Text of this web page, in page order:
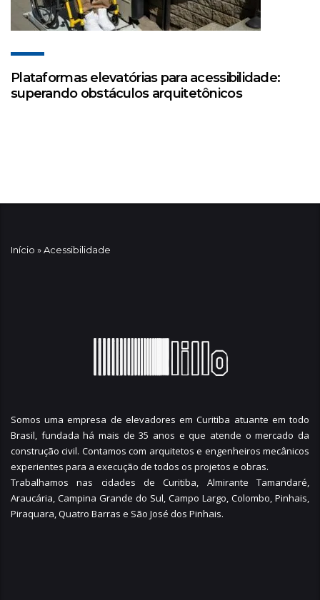
Plataformas elevatórias para acessibilidade:
superando obstáculos arquitetônicos
Início »Acessibilidade
Somos uma empresa de elevadores em Curitiba atuante em todo
Brasil, fundada há mais de 35 anos e que atende o mercado da
construção civil. Contamos com arquitetos e engenheiros mecânicos
experientes para a execução de todos os projetos e obras.
Trabalhamos nas cidades de Curitiba, Almirante Tamandaré,
Araucária, Campina Grande do Sul, Campo Largo, Colombo, Pinhais,
Piraquara,Quatro Barras e São José dos Pinhais.